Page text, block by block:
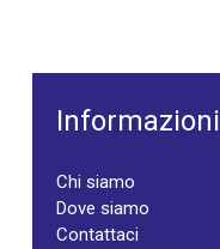
Informazioni
Chi siamo
Dove siamo
Contattaci